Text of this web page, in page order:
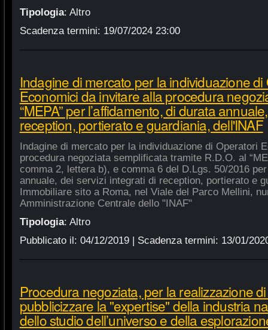
Tipologia: Altro
Scadenza termini: 19/07/2024 23:00
Indagine di mercato per la individuazione
Economici da invitare alla procedura
“MEPA” per l’affidamento, di durata
reception, portierato e guardiania, dell'INAF
Indagine di mercato per la individuazione di Operatori
procedura negoziata semplificata tramite R.D.O. al
comma 2, lettera b), e comma 6 del D.Lgs. 50/2016
annuale, dei servizi integrati di reception, portierato e
Immobiliare sito a Roma, nel Viale del Parco Mellini,
Amministrazione Centrale dello "INAF"
Tipologia: Altro
Pubblicato il: 04/12/2019| Scadenza termini: 13/01/
Procedura negoziata, per la realizzazione
pubblicizzare la "expertise" della industria
dello studio dell’universo e della